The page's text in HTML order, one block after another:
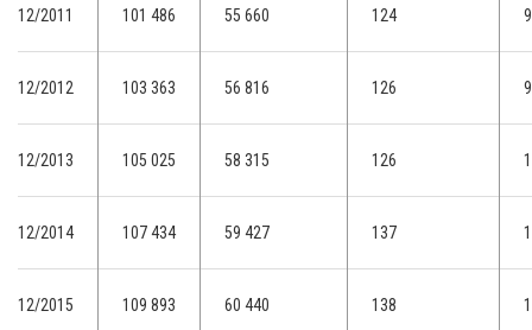
12/2011 101 486 55 660 124
12/2012 103 363 56 816 126
12/2013 105 025 58 315 126
12/2014 107 434 59 427 137
12/2015 109 893 60 440 138